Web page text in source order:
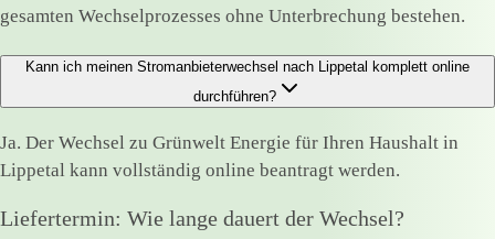
gesamten Wechselprozesses ohne Unterbrechung bestehen.
Kann ich meinen Stromanbieterwechsel nach Lippetal komplett online
durchführen?
Ja. Der Wechsel zu Grünwelt Energie für Ihren Haushalt in
Lippetal kann vollständig online beantragt werden.
Liefertermin: Wie lange dauert der Wechsel?